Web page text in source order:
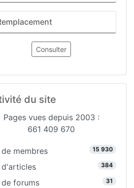
Consulter
du site
Pages vues depuis 2003 :
661 409 670
de membres 15 930
d'articles 384
de forums 31